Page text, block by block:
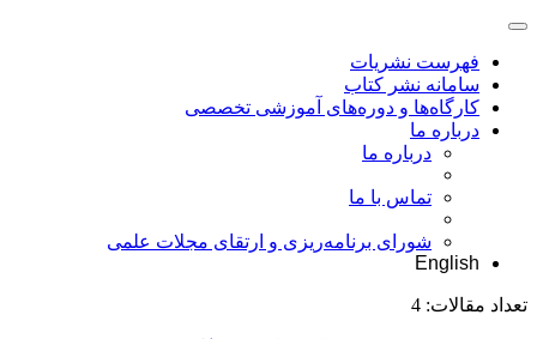
فهرست نشریات
سامانه نشر کتاب
کارگاه‌ها و دوره‌های آموزشی تخصصی
درباره ما
درباره ما
تماس با ما
شورای برنامه‌ریزی و ارتقای مجلات علمی
English
تعداد مقالات: 4